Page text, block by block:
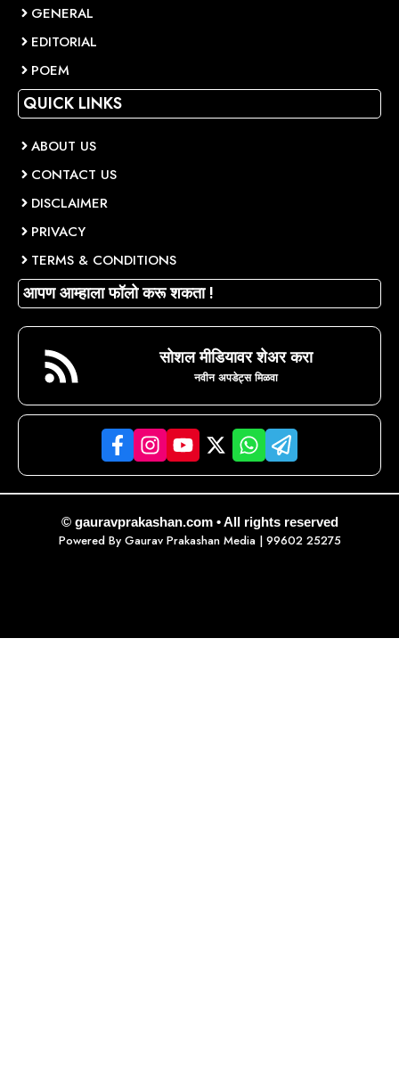
GENERAL
EDITORIAL
POEM
QUICK LINKS
ABOUT US
CONTACT US
DISCLAIMER
PRIVACY
TERMS & CONDITIONS
आपण आम्हाला फॉलो करू शकता !
सोशल मीडियावर शेअर करा
नवीन अपडेट्स मिळवा
© gauravprakashan.com • All rights reserved
Powered By Gaurav Prakashan Media| 99602 25275